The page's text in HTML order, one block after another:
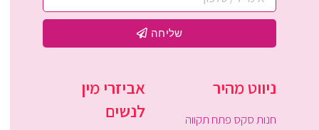
שליחה
ניווט מהיר
חנות סקס פתח תקווה
אביזרי מין
לנשים